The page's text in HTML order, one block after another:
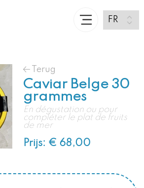
Terug
Caviar Belge 30
grammes
En dégustation ou pour
compléter le plat de fruits
de mer
Prijs: € 68,00